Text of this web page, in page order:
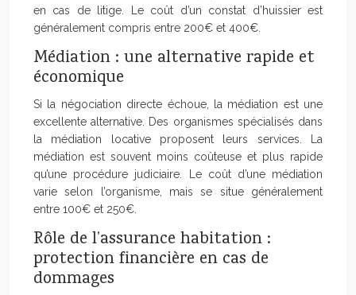
en cas de litige. Le coût d’un constat d’huissier est
généralement compris entre 200€ et 400€.
Médiation : une alternative rapide et
économique
Si la négociation directe échoue, la médiation est une
excellente alternative. Des organismes spécialisés dans
la médiation locative proposent leurs services. La
médiation est souvent moins coûteuse et plus rapide
qu’une procédure judiciaire. Le coût d’une médiation
varie selon l’organisme, mais se situe généralement
entre 100€ et 250€.
Rôle de l’assurance habitation :
protection financière en cas de
dommages